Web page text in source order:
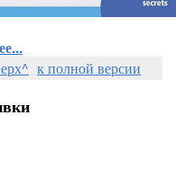
к полной версии